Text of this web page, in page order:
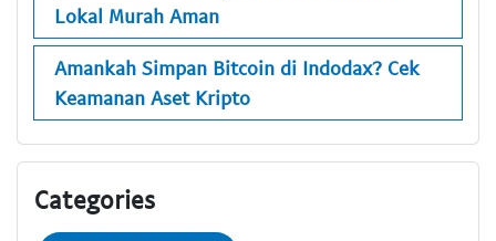
Lokal Murah Aman
Amankah Simpan Bitcoin di Indodax? Cek
Keamanan Aset Kripto
Categories